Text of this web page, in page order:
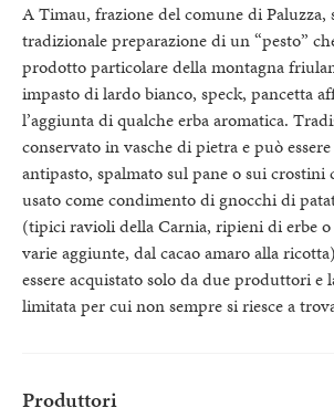
A Timau, frazione del comune di Paluzza,
tradizionale preparazione di un “pesto”
prodotto particolare della montagna
impasto di lardo bianco, speck, pancetta
l’aggiunta di qualche erba aromatica.
conservato in vasche di pietra e può
antipasto, spalmato sul pane o sui crostini
usato come condimento di gnocchi di
(tipici ravioli della Carnia, ripieni di erbe
varie aggiunte, dal cacao amaro alla
essere acquistato solo da due produttori e
limitata per cui non sempre si riesce a
Produttori